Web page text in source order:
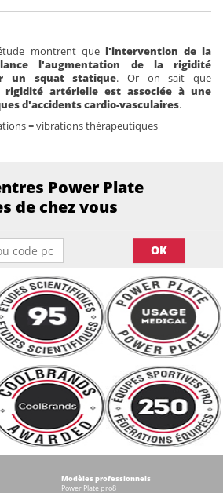
montrent que l'intervention de la
l'augmentation de la rigidité
un squat statique. Or on sait que
artérielle est associée à une
d'accidents cardio-vasculaires.
= vibrations thérapeutiques
Power Plate
de chez vous
OK
Modèles professionnels
Power Plate pro8